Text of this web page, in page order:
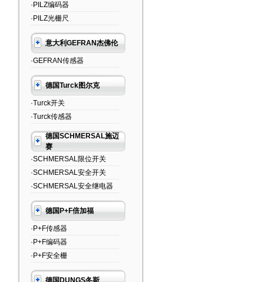
·PILZ编码器
·PILZ光栅尺
意大利GEFRAN杰佛伦
·GEFRAN传感器
德国Turck图尔克
·Turck开关
·Turck传感器
德国SCHMERSAL施迈
赛
·SCHMERSAL限位开关
·SCHMERSAL安全开关
·SCHMERSAL安全继电器
德国P+F倍加福
·P+F传感器
·P+F编码器
·P+F安全栅
德国DUNGS冬斯